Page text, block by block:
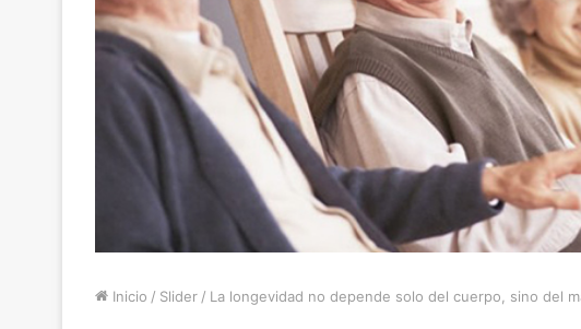
Inicio / Slider / La longevidad no depende solo del cuerpo, sino del